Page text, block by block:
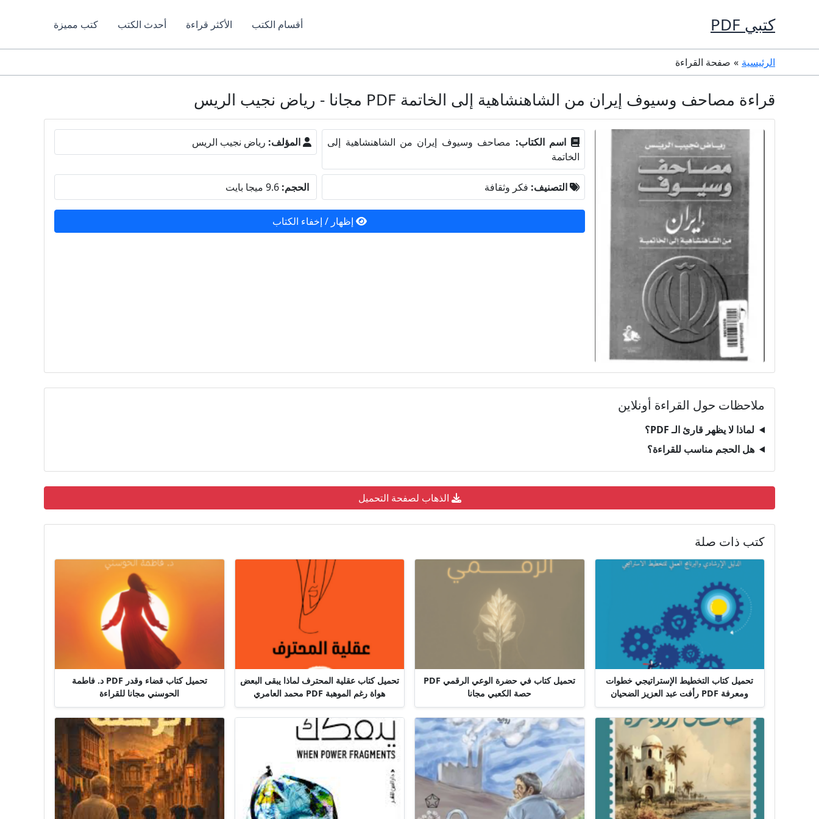
كتبي PDF أقسام الكتب الأكثر قراءة أحدث الكتب كتب مميزة
الرئيسية صفحة القراءة
قراءة مصاحف وسيوف إيران من الشاهنشاهية إلى الخاتمة PDF مجانا - رياض نجيب الريس
اسم الكتاب: مصاحف وسيوف إيران من الشاهنشاهية إلى
الخاتمة
المؤلف: رياض نجيب الريس
التصنيف: فكر وثقافة الحجم:
إظهار / إخفاء الكتاب
ملاحظات حول القراءة أونلاين
لماذا لا يظهر قارئ الـ PDF؟
هل الحجم مناسب للقراءة؟
الذهاب لصفحة التحميل
كتب ذات صلة
تحميل كتاب التخطيط الإستراتيجي خطوات
ومعرفة PDF رأفت عبد العزيز الضحيان
تحميل كتاب في حضرة الوعي الرقمي PDF
حصة الكعبي مجانا
تحميل كتاب عقلية المحترف لماذا يبقى البعض
هواة رغم الموهبة PDF محمد العامري
تحميل كتاب قضاء وقدر PDF د. فاطمة
الحوسني مجانا للقراءة